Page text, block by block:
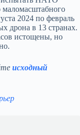
2024 по февраль
дрона в 13 странах.
истощены, но
исходный